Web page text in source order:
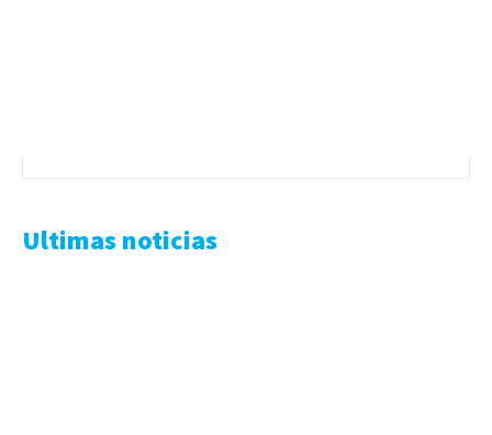
Ultimas noticias